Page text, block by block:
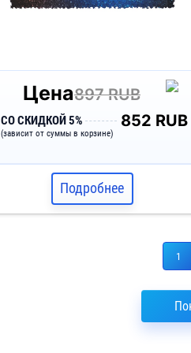
Цена897 RUB
СО СКИДКОЙ 5%
(зависит от суммы в корзине)
852 RUB
Подробнее
1